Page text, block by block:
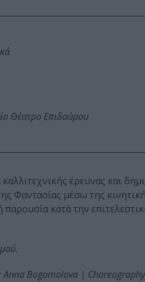
Θέατρο Επιδαύρου
έρευνας και
Φαντασίας μέσω της
παρουσία κατά την
Bogomolova |